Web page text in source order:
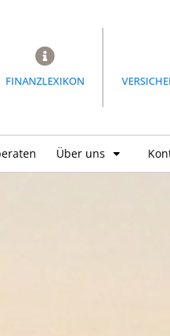
FINANZLEXIKON
Über uns